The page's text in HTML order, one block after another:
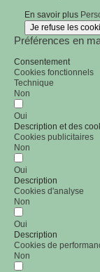
En savoir plus
Je refuse les
Préférences en
Consentement
Cookies fonctionnels
Technique
Non
Oui
Description et des
Cookies publicitaires
Non
Oui
Description
Cookies d'analyse
Non
Oui
Description
Cookies de
Non